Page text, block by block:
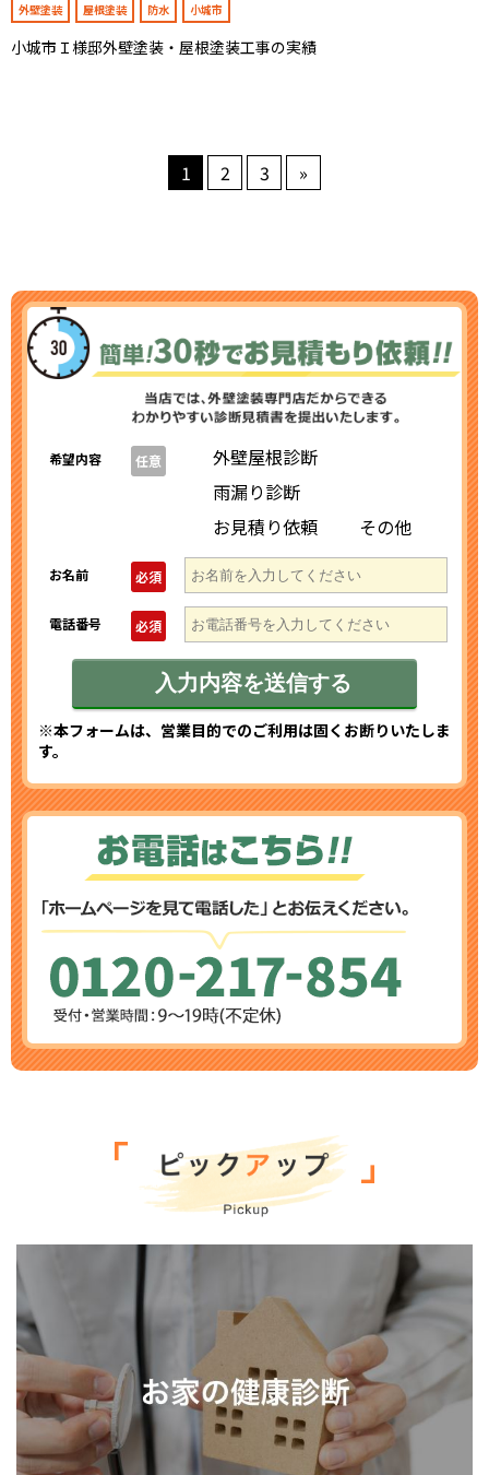
外壁塗装 屋根塗装 防水 小城市
小城市Ｉ様邸外壁塗装・屋根塗装工事の実績
1 2 3 »
希望内容 任意
外壁屋根診断
雨漏り診断
お見積り依頼
その他
お名前 必須
電話番号 必須
※本フォームは、営業目的でのご利用は固くお断りいたしま
す。